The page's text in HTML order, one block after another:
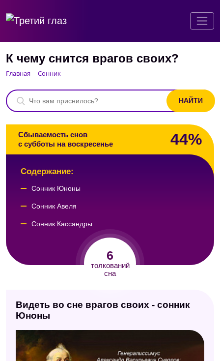
К чему снится врагов своих?
Главная Сонник
Сбываемость снов
с субботы на воскресенье
44%
6
толкований
сна
Содержание:
Сонник Юноны
Сонник Авеля
Сонник Кассандры
Безымянный сонник
Аюрведический сонник
Видеть во сне врагов своих - сонник
Юноны